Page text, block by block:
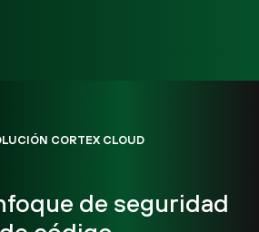
CORTEX CLOUD
de seguridad